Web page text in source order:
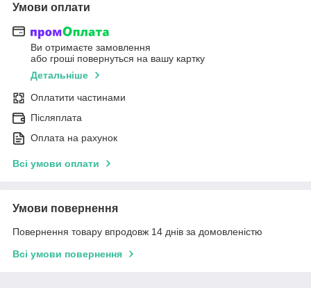
Умови оплати
Ви отримаєте замовлення
або гроші повернуться на вашу картку
Детальніше
Оплатити частинами
Післяплата
Оплата на рахунок
Всі умови оплати
Умови повернення
Повернення товару впродовж 14 днів за домовленістю
Всі умови повернення